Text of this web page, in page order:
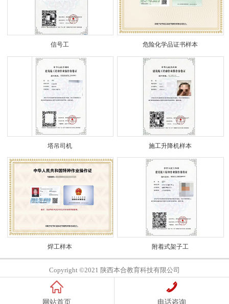
信号工 危险化学品证书样本
塔吊司机 施工升降机样本
焊工样本 附着式架子工
Copyright ©2021 陕西本合教育科技有限公司
网站首页 电话咨询